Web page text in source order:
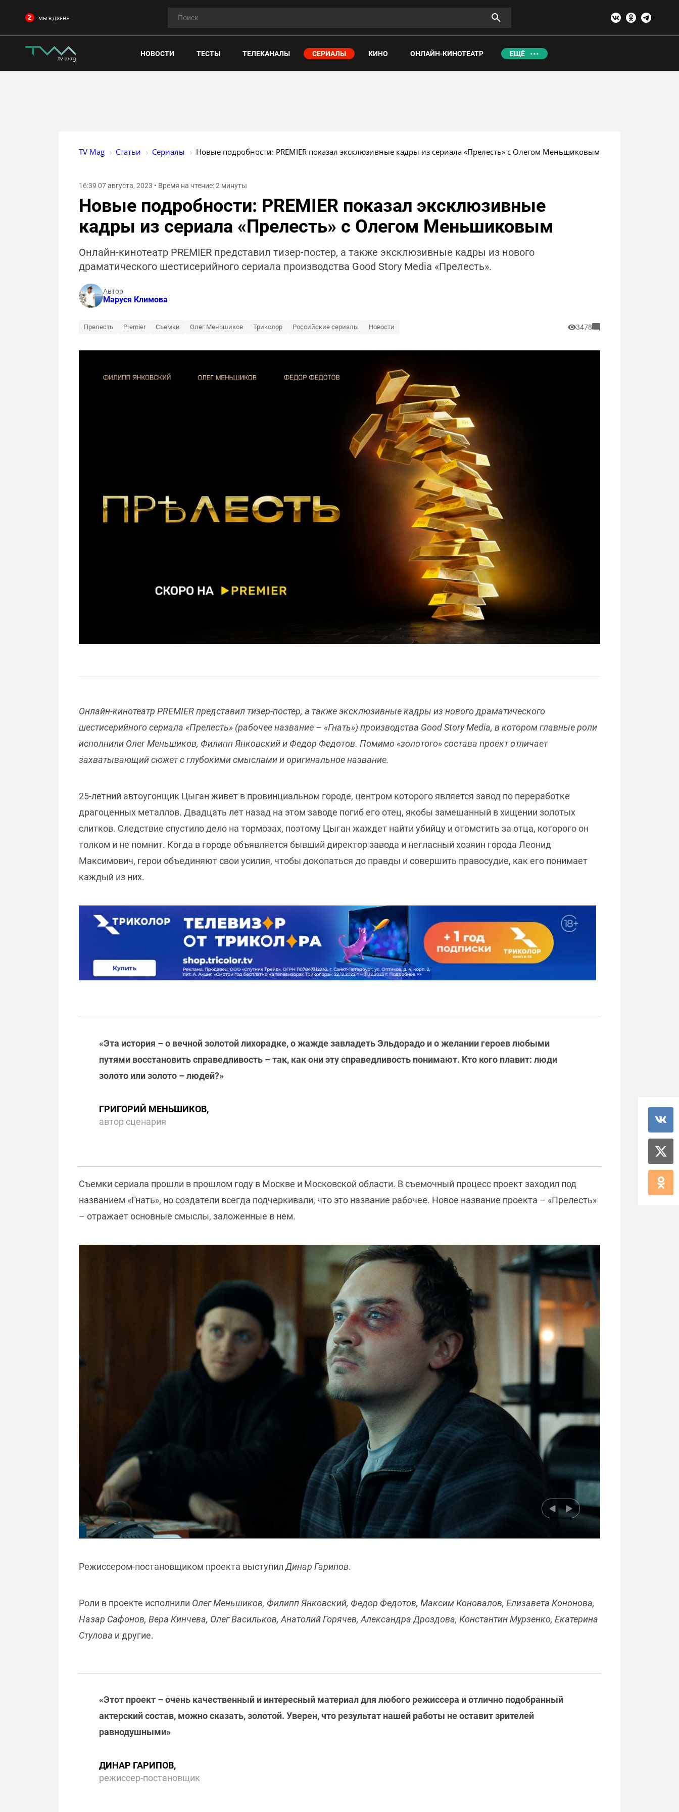
МЫ В ДЗЕНЕ
НОВОСТИ ТЕСТЫ ТЕЛЕКАНАЛЫ СЕРИАЛЫ КИНО ОНЛАЙН-КИНОТЕАТР ЕЩЁ
TV Mag Статьи Сериалы Новые подробности: PREMIER показал эксклюзивные кадры из сериала «Прелесть» с Олегом Меньшиковым
16:39 07 августа, 2023 • Время на чтение: 2 минуты
Новые подробности: PREMIER показал эксклюзивные
кадры из сериала «Прелесть» с Олегом Меньшиковым
Онлайн-кинотеатр PREMIER представил тизер-постер, а также эксклюзивные кадры из нового
драматического шестисерийного сериала производства Good Story Media «Прелесть».
Автор
Маруся Климова
Прелесть Premier Съемки Олег Меньшиков Триколор Российские сериалы Новости 3478
Онлайн-кинотеатр PREMIER представил тизер-постер, а также эксклюзивные кадры из нового драматического
шестисерийного сериала «Прелесть» (рабочее название – «Гнать») производства Good Story Media, в котором главные роли
исполнили Олег Меньшиков, Филипп Янковский и Федор Федотов. Помимо «золотого» состава проект отличает
захватывающий сюжет с глубокими смыслами и оригинальное название.
25-летний автоугонщик Цыган живет в провинциальном городе, центром которого является завод по переработке
драгоценных металлов. Двадцать лет назад на этом заводе погиб его отец, якобы замешанный в хищении золотых
слитков. Следствие спустило дело на тормозах, поэтому Цыган жаждет найти убийцу и отомстить за отца, которого он
толком и не помнит. Когда в городе объявляется бывший директор завода и негласный хозяин города Леонид
Максимович, герои объединяют свои усилия, чтобы докопаться до правды и совершить правосудие, как его понимает
каждый из них.
«Эта история – о вечной золотой лихорадке, о жажде завладеть Эльдорадо и о желании героев любыми
путями восстановить справедливость – так, как они эту справедливость понимают. Кто кого плавит: люди
золото или золото – людей?»
ГРИГОРИЙ МЕНЬШИКОВ,
автор сценария
Съемки сериала прошли в прошлом году в Москве и Московской области. В съемочный процесс проект заходил под
названием «Гнать», но создатели всегда подчеркивали, что это название рабочее. Новое название проекта – «Прелесть»
– отражает основные смыслы, заложенные в нем.
Режиссером-постановщиком проекта выступил Динар Гарипов.
Роли в проекте исполнили Олег Меньшиков, Филипп Янковский, Федор Федотов, Максим Коновалов, Елизавета Кононова,
Назар Сафонов, Вера Кинчева, Олег Васильков, Анатолий Горячев, Александра Дроздова, Константин Мурзенко, Екатерина
Стулова и другие.
«Этот проект – очень качественный и интересный материал для любого режиссера и отлично подобранный
актерский состав, можно сказать, золотой. Уверен, что результат нашей работы не оставит зрителей
равнодушными»
ДИНАР ГАРИПОВ,
режиссер-постановщик